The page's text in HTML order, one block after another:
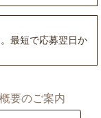
最短で応募翌日か
要のご案内